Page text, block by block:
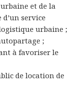
et de la
service
urbaine ;
;
à favoriser le
de location de